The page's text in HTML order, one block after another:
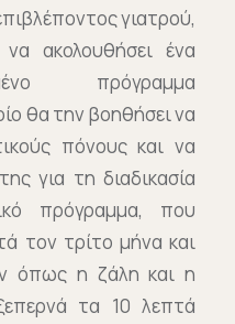
γιατρού,
ακολουθήσει ένα
πρόγραμμα
θα την βοηθήσει να
πόνους και να
για τη διαδικασία
πρόγραμμα, που
τον τρίτο μήνα και
όπως η ζάλη και η
τα 10 λεπτά